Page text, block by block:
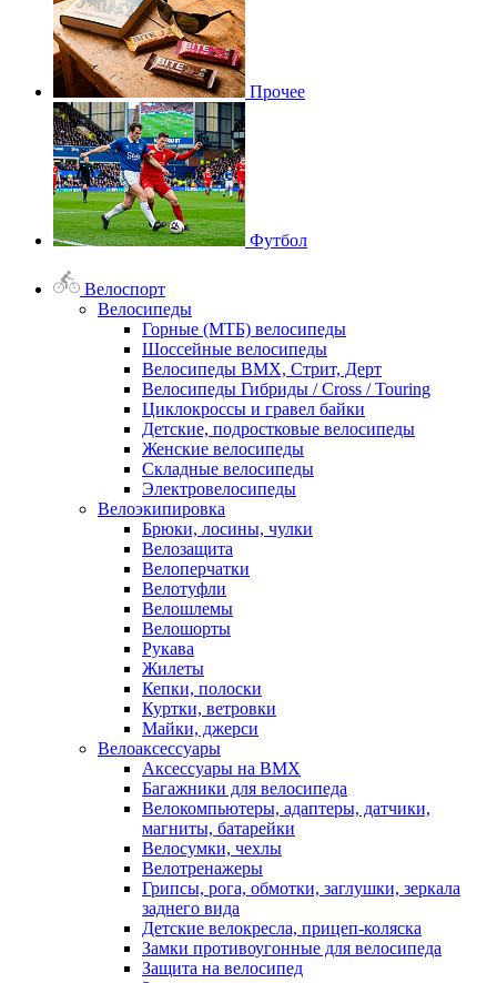
Прочее
Футбол
Велоспорт
Велосипеды
Горные (МТБ) велосипеды
Шоссейные велосипеды
Велосипеды BMX, Стрит, Дерт
Велосипеды Гибриды / Cross / Touring
Циклокроссы и гравел байки
Детские, подростковые велосипеды
Женские велосипеды
Складные велосипеды
Электровелосипеды
Велоэкипировка
Брюки, лосины, чулки
Велозащита
Велоперчатки
Велотуфли
Велошлемы
Велошорты
Рукава
Жилеты
Кепки, полоски
Куртки, ветровки
Майки, джерси
Велоаксессуары
Аксессуары на BMX
Багажники для велосипеда
Велокомпьютеры, адаптеры, датчики,
магниты, батарейки
Велосумки, чехлы
Велотренажеры
Грипсы, рога, обмотки, заглушки, зеркала
заднего вида
Детские велокресла, прицеп-коляска
Замки противоугонные для велосипеда
Защита на велосипед